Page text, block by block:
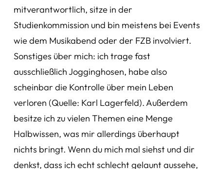
mitverantwortlich, sitze in der
Studienkommission und bin meistens bei Events
wie dem Musikabend oder der FZB involviert.
Sonstiges über mich: ich trage fast
ausschließlich Jogginghosen, habe also
scheinbar die Kontrolle über mein Leben
verloren (Quelle: Karl Lagerfeld). Außerdem
besitze ich zu vielen Themen eine Menge
Halbwissen, was mir allerdings überhaupt
nichts bringt. Wenn du mich mal siehst und dir
denkst, dass ich echt schlecht gelaunt aussehe,